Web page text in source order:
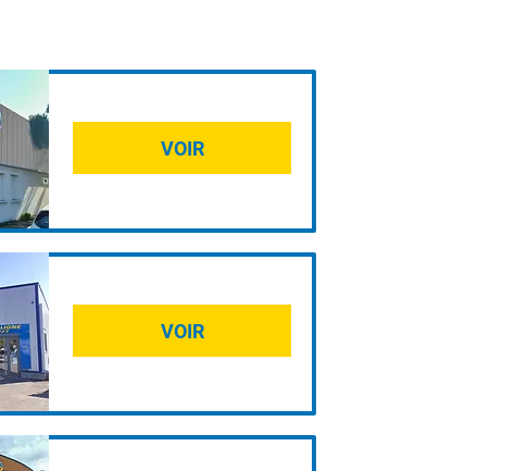
?
VOIR
VOIR